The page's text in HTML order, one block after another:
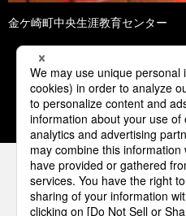
金ケ崎町中央生涯教育センター
1 2 3
パナソニックの電気